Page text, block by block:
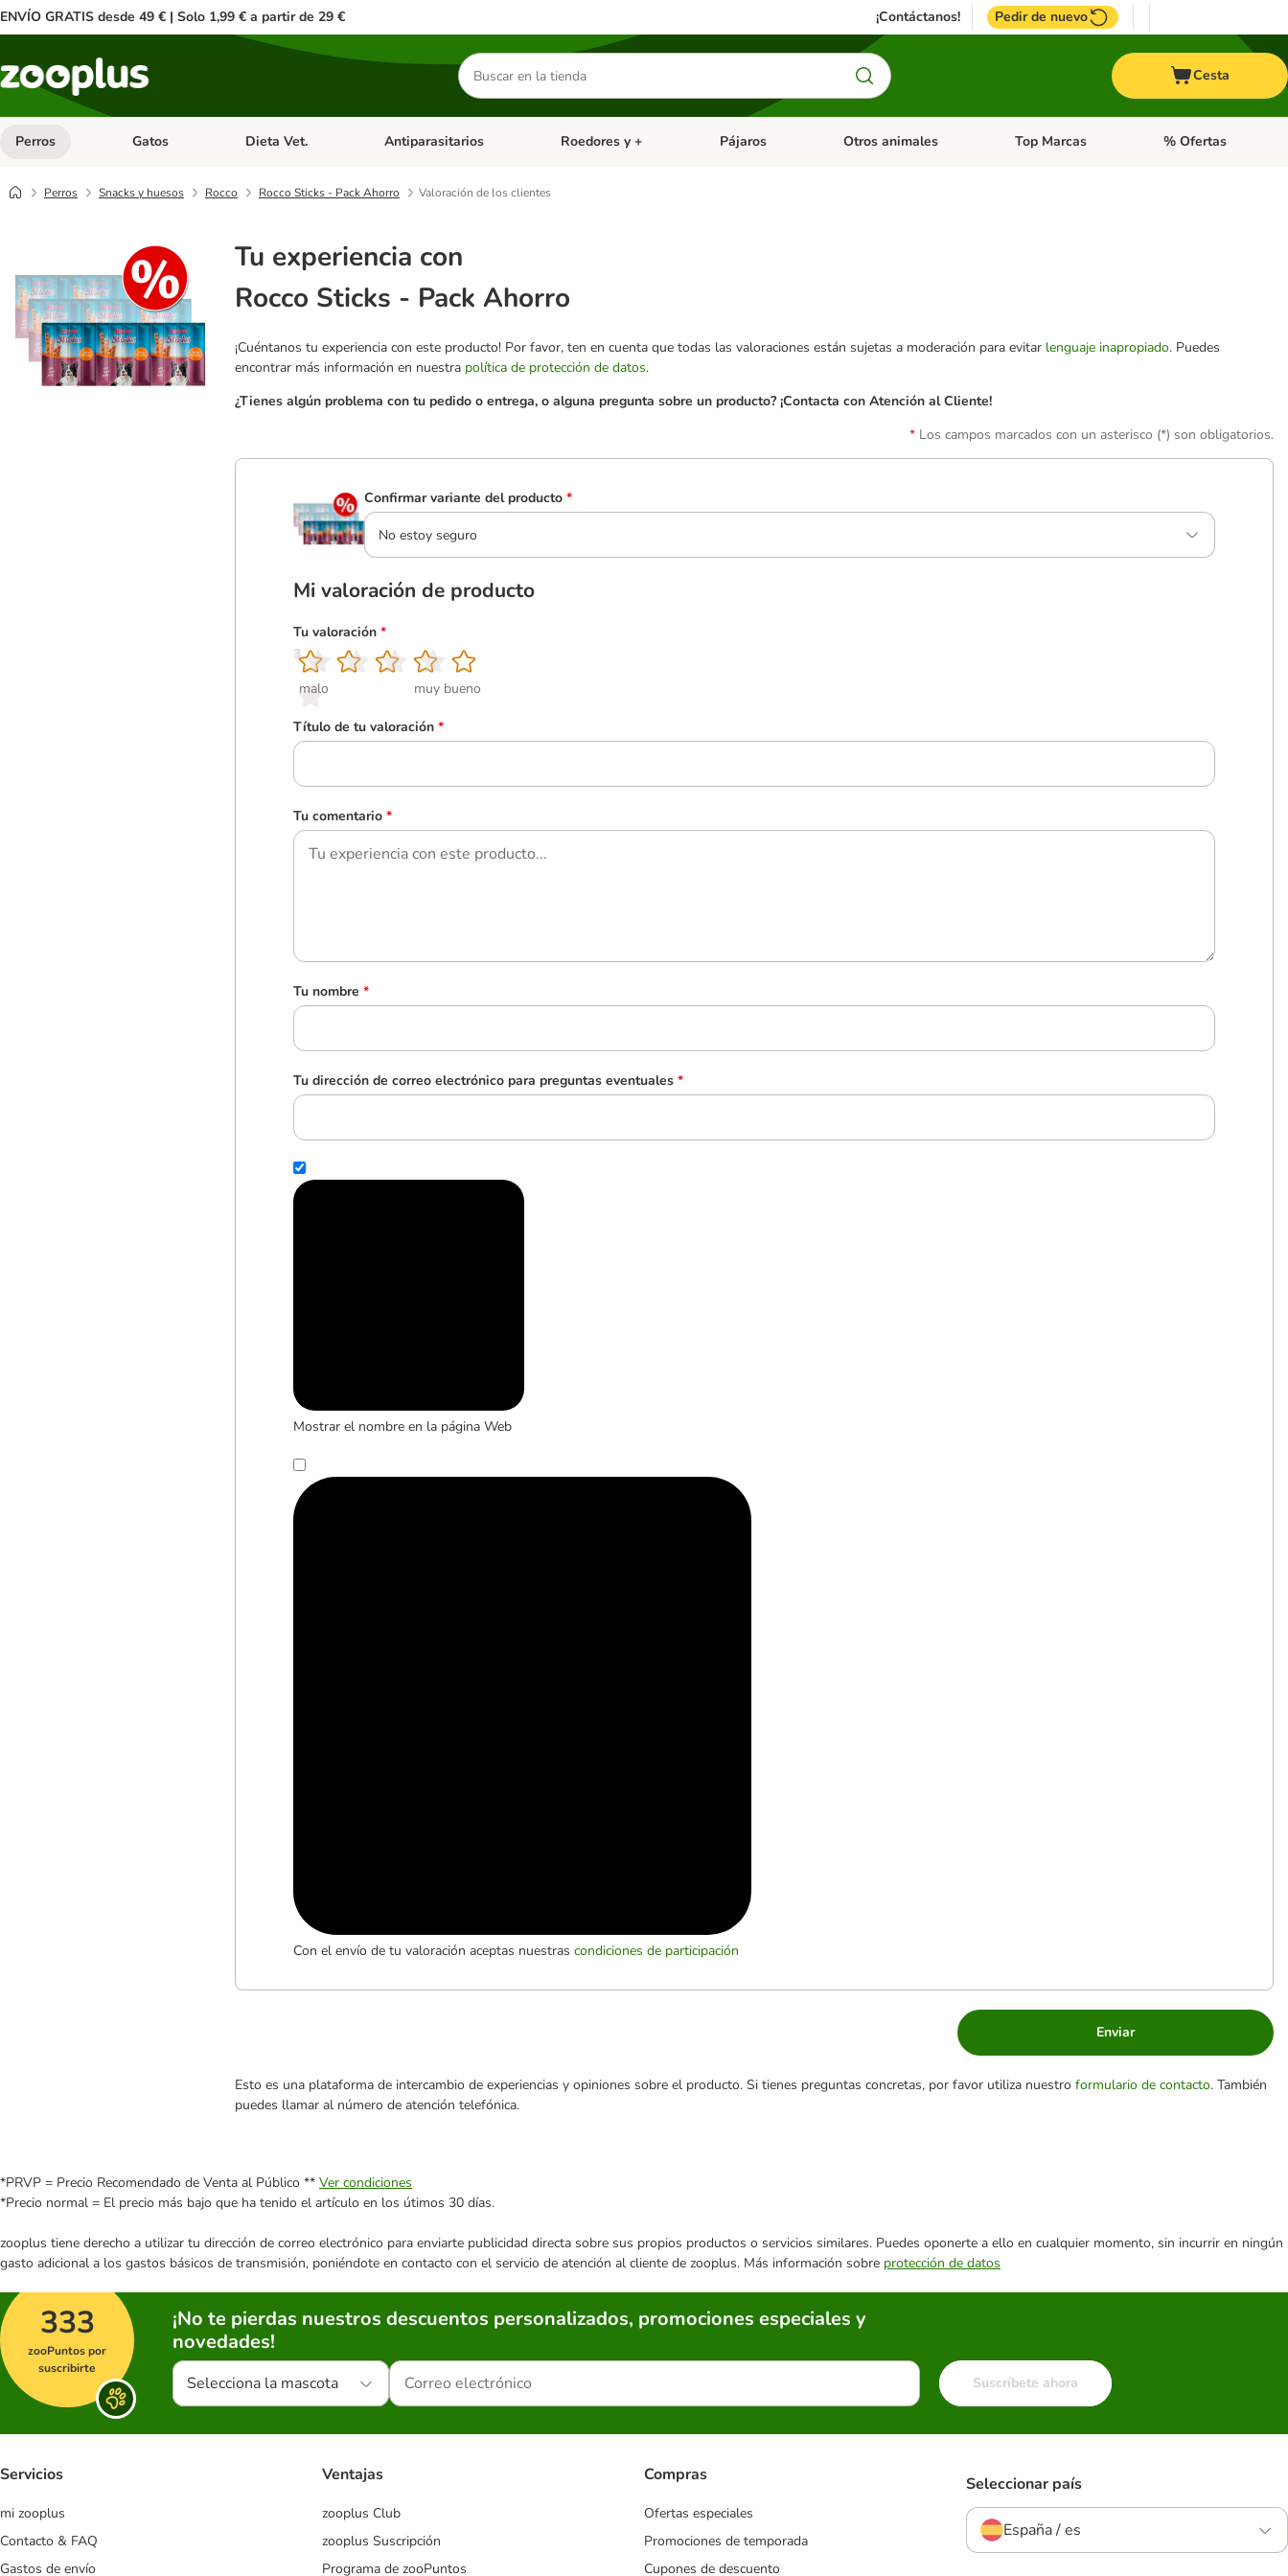
ENVÍO GRATIS desde 49 € | Solo 1,99 € a partir de 29 € ¡Contáctanos! Pedir de nuevo
Buscar
productos
Cesta
Perros Menú de categoria abierto: Perros
Gatos Menú de categoria abierto: Gatos
Dieta Vet. Menú de categoria abierto: Dieta Vet.
Antiparasitarios Menú de categoria abierto: Antiparasitarios
Roedores y + Menú de categoria abierto: Roedores y +
Pájaros Menú de categoria abierto: Pájaros
Otros animales Menú de categoria abierto: Otros animales
Top Marcas Menú de categoria
% Ofertas
Perros Snacks y huesos Rocco Rocco Sticks - Pack Ahorro Valoración de los clientes
Tu experiencia con
Rocco Sticks - Pack Ahorro
¡Cuéntanos tu experiencia con este producto! Por favor, ten en cuenta que todas las valoraciones están sujetas a moderación para evitar lenguaje inapropiado. Puedes
encontrar más información en nuestra política de protección de datos.
¿Tienes algún problema con tu pedido o entrega, o alguna pregunta sobre un producto? ¡Contacta con Atención al Cliente!
Los campos marcados con un asterisco (*) son obligatorios.
Confirmar variante del producto *
No estoy seguro
Mi valoración de producto
Tu valoración *
1
malo
2
3
4
5
muy bueno
Título de tu valoración *
Tu comentario *
Tu nombre *
Tu dirección de correo electrónico para preguntas eventuales *
Mostrar el nombre en la página Web
Con el envío de tu valoración aceptas nuestras condiciones de participación
Enviar
Esto es una plataforma de intercambio de experiencias y opiniones sobre el producto. Si tienes preguntas concretas, por favor utiliza nuestro formulario de contacto. También
puedes llamar al número de atención telefónica.
*PRVP = Precio Recomendado de Venta al Público ** Ver condiciones
*Precio normal = El precio más bajo que ha tenido el artículo en los útimos 30 días.
zooplus tiene derecho a utilizar tu dirección de correo electrónico para enviarte publicidad directa sobre sus propios productos o servicios similares. Puedes oponerte a ello en cualquier momento, sin incurrir en ningún
gasto adicional a los gastos básicos de transmisión, poniéndote en contacto con el servicio de atención al cliente de zooplus. Más información sobre protección de datos
333
zooPuntos por
suscribirte
¡No te pierdas nuestros descuentos personalizados, promociones especiales y
novedades!
Selecciona la mascota Suscríbete ahora
Servicios
mi zooplus
Contacto & FAQ
Gastos de envío
Ventajas
zooplus Club
zooplus Suscripción
Programa de zooPuntos
Compras
Ofertas especiales
Promociones de temporada
Cupones de descuento
Seleccionar país
España / es